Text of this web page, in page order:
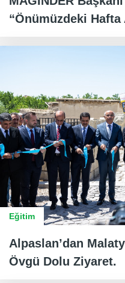
“Önümüzdeki Hafta
Eğitim
Alpaslan’dan
Övgü Dolu Ziyaret.